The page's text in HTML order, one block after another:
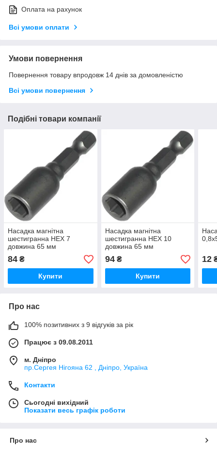
Оплата на рахунок
Всі умови оплати
Умови повернення
Повернення товару впродовж 14 днів за домовленістю
Всі умови повернення
Подібні товари компанії
Насадка магнітна
шестигранна HEX 7
довжина 65 мм
84 ₴
Купити
Насадка магнітна
шестигранна HEX 10
довжина 65 мм
94₴
Купити
12
Про нас
100% позитивних з 9 відгуків за рік
Працює з 09.08.2011
м. Дніпро
пр.Сергея Нігояна 62 , Дніпро, Україна
Контакти
Сьогодні вихідний
Показати весь графік роботи
Про нас